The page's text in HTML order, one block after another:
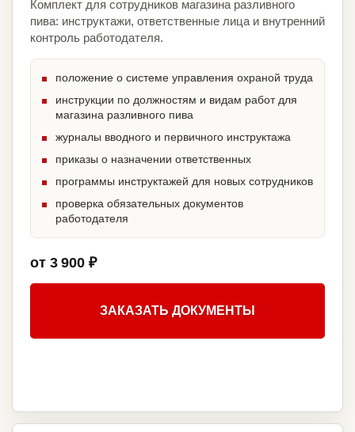
Комплект для сотрудников магазина разливного
пива: инструктажи, ответственные лица и внутренний
контроль работодателя.
положение о системе управления охраной труда
инструкции по должностям и видам работ для
магазина разливного пива
журналы вводного и первичного инструктажа
приказы о назначении ответственных
программы инструктажей для новых сотрудников
проверка обязательных документов
работодателя
от 3 900 ₽
ЗАКАЗАТЬ ДОКУМЕНТЫ